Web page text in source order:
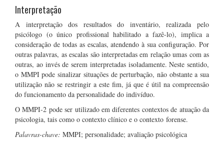
Interpretação
A interpretação dos resultados do inventário, realizada pelo
psicólogo (o único profissional habilitado a fazê-lo), implica a
consideração de todas as escalas, atendendo à sua configuração. Por
outras palavras, as escalas são interpretadas em relação umas com as
outras, ao invés de serem interpretadas isoladamente. Neste sentido,
o MMPI pode sinalizar situações de perturbação, não obstante a sua
utilização não se restringir a este fim, já que é útil na compreensão
do funcionamento da personalidade do indivíduo.
O MMPI-2 pode ser utilizado em diferentes contextos de atuação da
psicologia, tais como o contexto clínico e o contexto forense.
Palavras-chave: MMPI; personalidade; avaliação psicológica